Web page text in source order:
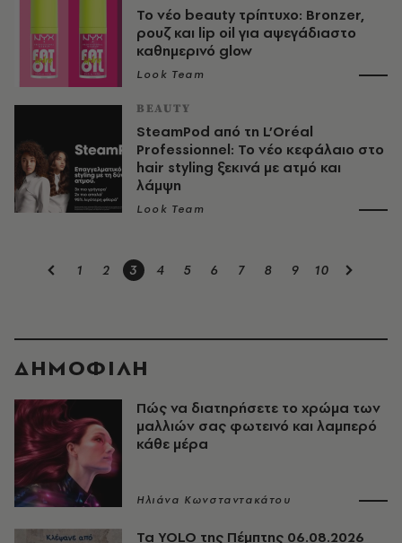
Το νέο beauty τρίπτυχο: Bronzer,
ρουζ και lip oil για αψεγάδιαστο
καθημερινό glow
Look Team
BEAUTY
SteamPod από τη L’Oréal
Professionnel: Το νέο κεφάλαιο στο
hair styling ξεκινά με ατμό και
λάμψη
Look Team
1 2 3 4 5 6 7 8 9 10
ΔΗΜΟΦΙΛΗ
Πώς να διατηρήσετε το χρώμα των
μαλλιών σας φωτεινό και λαμπερό
κάθε μέρα
Ηλιάνα Κωνσταντακάτου
Τα YOLO της Πέμπτης 06.08.2026